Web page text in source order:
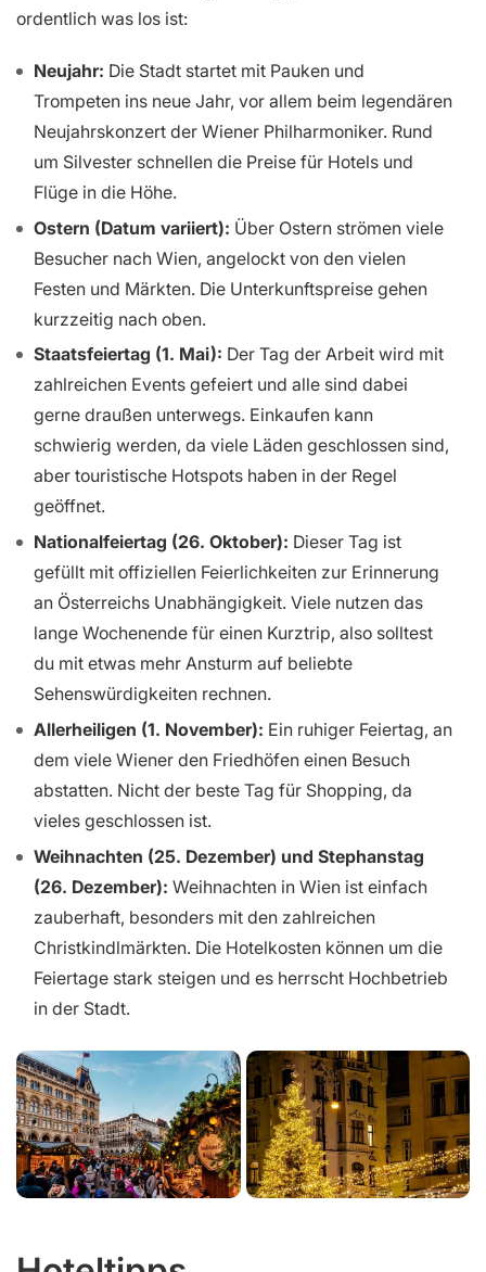
ordentlich was los ist:
Neujahr: Die Stadt startet mit Pauken und
Trompeten ins neue Jahr, vor allem beim legendären
Neujahrskonzert der Wiener Philharmoniker. Rund
um Silvester schnellen die Preise für Hotels und
Flüge in die Höhe.
Ostern (Datum variiert): Über Ostern strömen viele
Besucher nach Wien, angelockt von den vielen
Festen und Märkten. Die Unterkunftspreise gehen
kurzzeitig nach oben.
Staatsfeiertag (1. Mai): Der Tag der Arbeit wird mit
zahlreichen Events gefeiert und alle sind dabei
gerne draußen unterwegs. Einkaufen kann
schwierig werden, da viele Läden geschlossen sind,
aber touristische Hotspots haben in der Regel
geöffnet.
Nationalfeiertag (26. Oktober): Dieser Tag ist
gefüllt mit offiziellen Feierlichkeiten zur Erinnerung
an Österreichs Unabhängigkeit. Viele nutzen das
lange Wochenende für einen Kurztrip, also solltest
du mit etwas mehr Ansturm auf beliebte
Sehenswürdigkeiten rechnen.
Allerheiligen (1. November): Ein ruhiger Feiertag, an
dem viele Wiener den Friedhöfen einen Besuch
abstatten. Nicht der beste Tag für Shopping, da
vieles geschlossen ist.
Weihnachten (25. Dezember) und Stephanstag
(26. Dezember): Weihnachten in Wien ist einfach
zauberhaft, besonders mit den zahlreichen
Christkindlmärkten. Die Hotelkosten können um die
Feiertage stark steigen und es herrscht Hochbetrieb
in der Stadt.